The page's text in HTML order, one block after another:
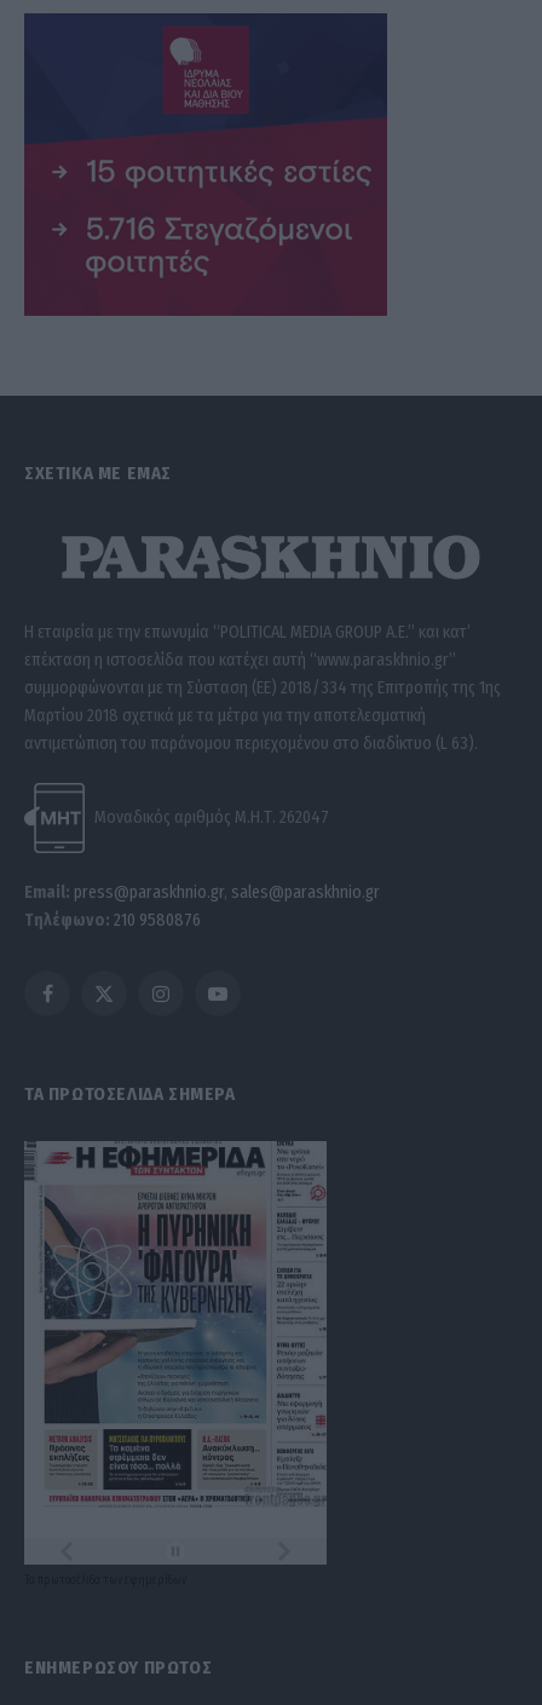
ΣΧΕΤΙΚΑ ΜΕ ΕΜΑΣ
Η εταιρεία με την επωνυμία “POLITICAL MEDIA GROUP A.E.” και κατ’
επέκταση η ιστοσελίδα που κατέχει αυτή “www.paraskhnio.gr”
συμμορφώνονται με τη Σύσταση (ΕΕ) 2018/334 της Επιτροπής της 1ης
Μαρτίου 2018 σχετικά με τα μέτρα για την αποτελεσματική
αντιμετώπιση του παράνομου περιεχομένου στο διαδίκτυο (L 63).
Μοναδικός αριθμός Μ.Η.Τ. 262047
Email: press@paraskhnio.gr, sales@paraskhnio.gr
Τηλέφωνο: 210 9580876
Facebook
X
InstagramYouTube
ΤΑ ΠΡΩΤΟΣΕΛΙΔΑ ΣΗΜΕΡΑ
ΕΝΗΜΕΡΩΣΟΥ ΠΡΩΤΟΣ